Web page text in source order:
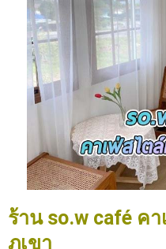
ร้าน so.w café ค
ภูเขา